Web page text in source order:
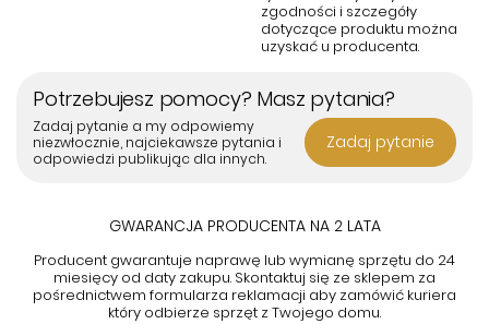
zgodności i szczegóły
dotyczące produktu można
uzyskać u producenta.
Potrzebujesz pomocy? Masz pytania?
Zadaj pytanie a my odpowiemy
niezwłocznie, najciekawsze pytania i
odpowiedzi publikując dla innych.
Zadaj pytanie
GWARANCJA PRODUCENTA NA 2 LATA
Producent gwarantuje naprawę lub wymianę sprzętu do 24
miesięcy od daty zakupu. Skontaktuj się ze sklepem za
pośrednictwem formularza reklamacji aby zamówić kuriera
który odbierze sprzęt z Twojego domu.